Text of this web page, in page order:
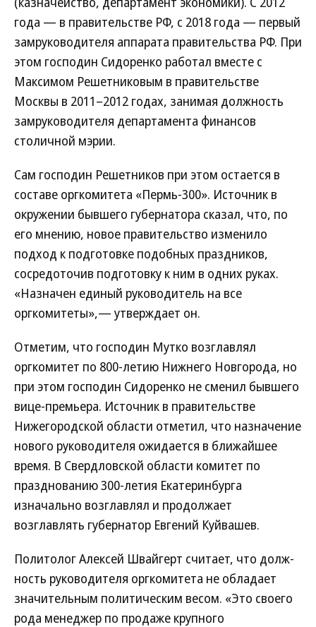
года — в правительстве РФ, с 2018 года — первый
замруководителя аппарата правительства РФ. При
этом господин Сидоренко работал вместе с
Максимом Решетниковым в правительстве
Москвы в 2011–2012 годах, занимая должность
замруководителя департамента финансов
столичной мэрии.
Сам господин Решетников при этом остается в
составе оргкомитета «Пермь-300». Источник в
окружении бывшего губернатора сказал, что, по
его мнению, новое правительство изменило
подход к подготовке подобных праздников,
сосредоточив подготовку к ним в одних руках.
«Назначен единый руководитель на все
оргкомитеты»,— утверждает он.
Отметим, что господин Мутко возглавлял
оргкомитет по 800-летию Нижнего Новгорода, но
при этом господин Сидоренко не сменил бывшего
вице-премьера. Источник в правительстве
Нижегородской области отметил, что назначение
нового руководителя ожидается в ближайшее
время. В Свердловской области комитет по
празднованию 300-летия Екатеринбурга
изначально возглавлял и продолжает
возглавлять губернатор Евгений Куйвашев.
Политолог Алексей Швайгерт считает, что долж­
ность руководителя орг­комитета не обладает
значительным политическим весом. «Это своего
рода менеджер по продаже крупного